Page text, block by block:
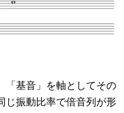
「基音」を軸としてその
じ振動比率で倍音列が形